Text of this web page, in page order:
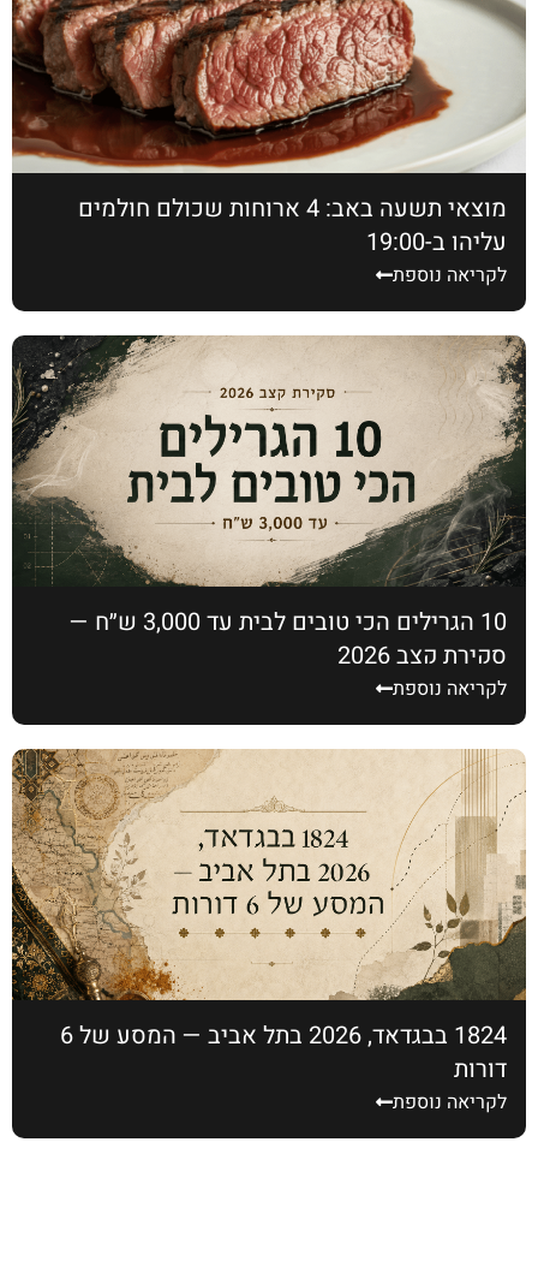
מוצאי תשעה באב: 4 ארוחות שכולם חולמים
עליהן ב-19:00
לקריאה נוספת
10 הגרילים הכי טובים לבית עד 3,000 ש״ח —
סקירת קצב 2026
לקריאה נוספת
1824 בבגדאד, 2026 בתל אביב — המסע של 6
דורות
לקריאה נוספת